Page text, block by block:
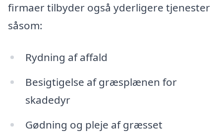
firmaer tilbyder også yderligere tjenester
såsom:
Rydning af affald
Besigtigelse af græsplænen for
skadedyr
Gødning og pleje af græsset